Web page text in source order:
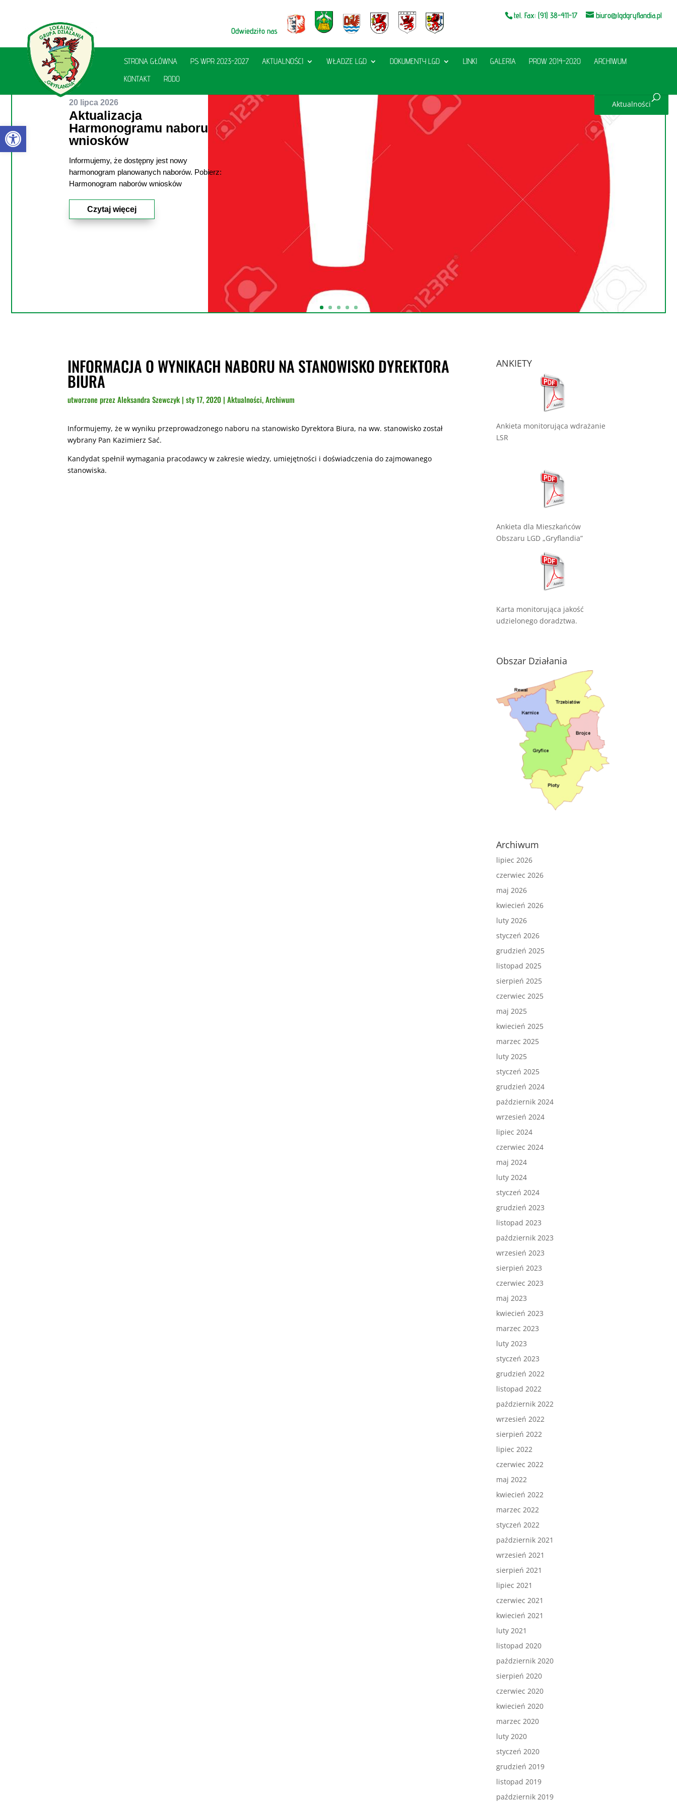
Otwórz pasek narzędzi
tel. Fax: (91) 38-411-17
biuro@lgdgryflandia.pl
Odwiedziło nas
STRONA GŁÓWNA PS WPR 2023-2027 AKTUALNOŚCI WŁADZE LGD DOKUMENTY LGD LINKI GALERIA PROW 2014-2020
ARCHIWUM
KONTAKT
RODO
Aktualizacja
Harmonogramu naboru
wniosków
utworzone przez Aleksandra Szewczyk
20 lipca 2026
Aktualności| 0 Comments
Informujemy, że dostępny jest nowy
harmonogram planowanych naborów. Pobierz:
Harmonogram naborów wniosków
Czytaj więcej
INFORMACJA O WYNIKACH NABORU NA STANOWISKO DYREKTORA
BIURA
utworzone przezAleksandra Szewczyk |sty 17, 2020 |Aktualności,Archiwum
Informujemy, że w wyniku przeprowadzonego naboru na stanowisko Dyrektora Biura, na ww. stanowisko został
wybrany Pan Kazimierz Sać.
Kandydat spełnił wymagania pracodawcy w zakresie wiedzy, umiejętności i doświadczenia do zajmowanego
stanowiska.
ANKIETY
Ankieta monitorująca wdrażanie
LSR
Ankieta dla Mieszkańców
Obszaru LGD „Gryflandia”
Karta monitorująca jakość
udzielonego doradztwa.
Obszar Działania
Archiwum
lipiec 2026
czerwiec 2026
maj 2026
kwiecień 2026
luty 2026
styczeń 2026
grudzień 2025
listopad 2025
sierpień 2025
czerwiec 2025
maj 2025
kwiecień 2025
marzec 2025
luty 2025
styczeń 2025
grudzień 2024
październik 2024
wrzesień 2024
lipiec 2024
czerwiec 2024
maj 2024
luty 2024
styczeń 2024
grudzień 2023
listopad 2023
październik 2023
wrzesień 2023
sierpień 2023
czerwiec 2023
maj 2023
kwiecień 2023
marzec 2023
luty 2023
styczeń 2023
grudzień 2022
listopad 2022
październik 2022
wrzesień 2022
sierpień 2022
lipiec 2022
czerwiec 2022
maj 2022
kwiecień 2022
marzec 2022
styczeń 2022
październik 2021
wrzesień 2021
sierpień 2021
lipiec 2021
czerwiec 2021
kwiecień 2021
luty 2021
listopad 2020
październik 2020
sierpień 2020
czerwiec 2020
kwiecień 2020
marzec 2020
luty 2020
styczeń 2020
grudzień 2019
listopad 2019
październik 2019